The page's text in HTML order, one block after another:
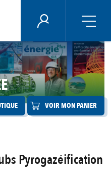
ÉNERGIE PLUS
VOIR MON PANIER
Pyrogazéification